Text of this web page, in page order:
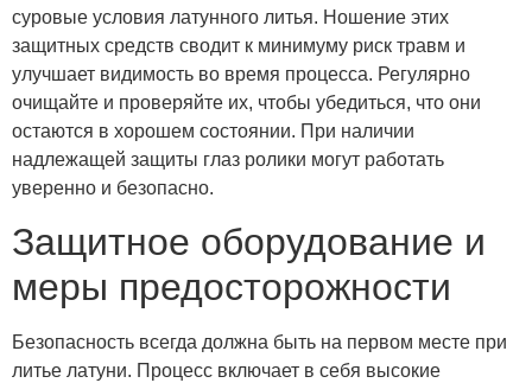
суровые условия латунного литья. Ношение этих
защитных средств сводит к минимуму риск травм и
улучшает видимость во время процесса. Регулярно
очищайте и проверяйте их, чтобы убедиться, что они
остаются в хорошем состоянии. При наличии
надлежащей защиты глаз ролики могут работать
уверенно и безопасно.
Защитное оборудование и
меры предосторожности
Безопасность всегда должна быть на первом месте при
литье латуни. Процесс включает в себя высокие